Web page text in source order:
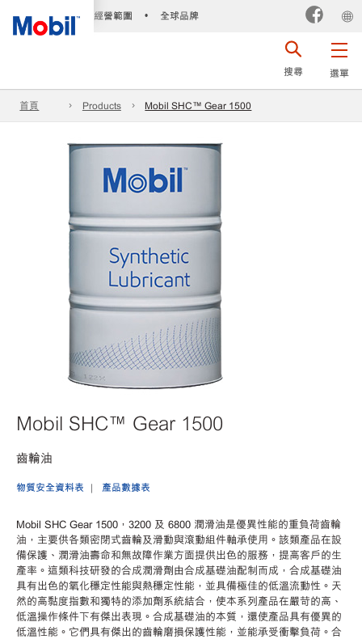
經營範圍 • 全球品牌
選單
搜尋
首頁 Products Mobil SHC™ Gear 1500
Mobil SHC™ Gear 1500
齒輪油
物質安全資料表 產品數據表
Mobil SHC Gear 1500，3200 及 6800 潤滑油是優異性能的重負荷齒輪
油，主要供各類密閉式齒輪及滑動與滾動組件軸承使用。該類產品在設
備保護、潤滑油壽命和無故障作業方面提供出色的服務，提高客戶的生
產率。這類科技研發的合成潤滑劑由合成基礎油配制而成，合成基礎油
具有出色的氧化穩定性能與熱穩定性能，並具備極佳的低溫流動性。天
然的高黏度指數和獨特的添加劑系統結合，使本系列產品在嚴苛的高、
低溫操作條件下有傑出表現。合成基礎油的本質，還使產品具有優異的
低溫性能。它們具有傑出的齒輪磨損保護性能，並能承受衝擊負荷。合